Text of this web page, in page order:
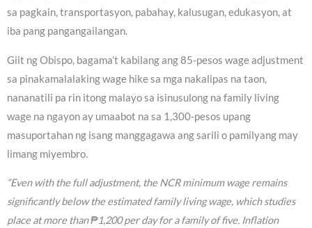
sa pagkain, transportasyon, pabahay, kalusugan, edukasyon, at
iba pang pangangailangan.
Giit ng Obispo, bagama’t kabilang ang 85-pesos wage adjustment
sa pinakamalalaking wage hike sa mga nakalipas na taon,
nananatili pa rin itong malayo sa isinusulong na family living
wage na ngayon ay umaabot na sa 1,300-pesos upang
masuportahan ng isang manggagawa ang sarili o pamilyang may
limang miyembro.
“Even with the full adjustment, the NCR minimum wage remains
significantly below the estimated family living wage, which studies
place at more than ₱1,200 per day for a family of five. Inflation